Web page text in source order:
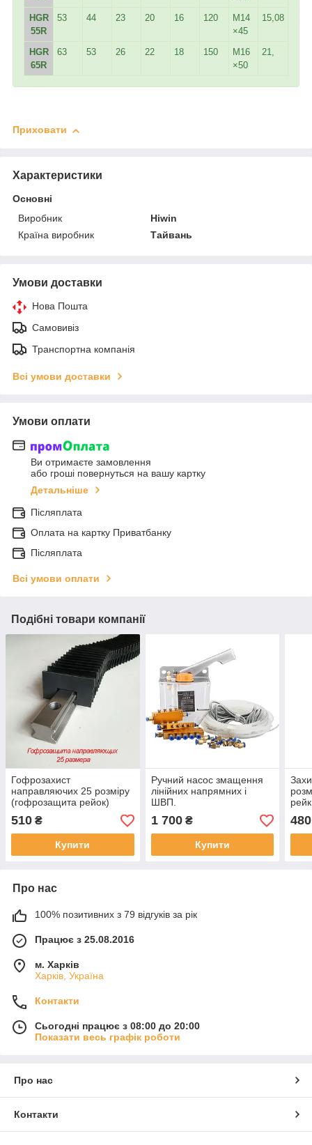
HGR
55R
53 44 23 20 16 120
M14
×45
15,08
HGR
65R
63 53 26 22 18 150
M16
×50
21,
Приховати
Характеристики
Основні
Виробник
Hiwin
Країна виробник
Тайвань
Умови доставки
Нова Пошта
Самовивіз
Транспортна компанія
Всі умови доставки
Умови оплати
Ви отримаєте замовлення
або гроші повернуться на вашу картку
Детальніше
Післяплата
Оплата на картку Приватбанку
Післяплата
Всі умови оплати
Подібні товари компанії
Гофрозахист
направляючих 25 розміру
(гофрозащита рейок)
510 ₴
Купити
Ручний насос змащення
лінійних напрямних і
ШВП.
1 700₴
Купити
480
Про нас
100% позитивних з 79 відгуків за рік
Працює з 25.08.2016
м. Харків
Харків, Україна
Контакти
Сьогодні працює з 08:00 до 20:00
Показати весь графік роботи
Про нас
Контакти